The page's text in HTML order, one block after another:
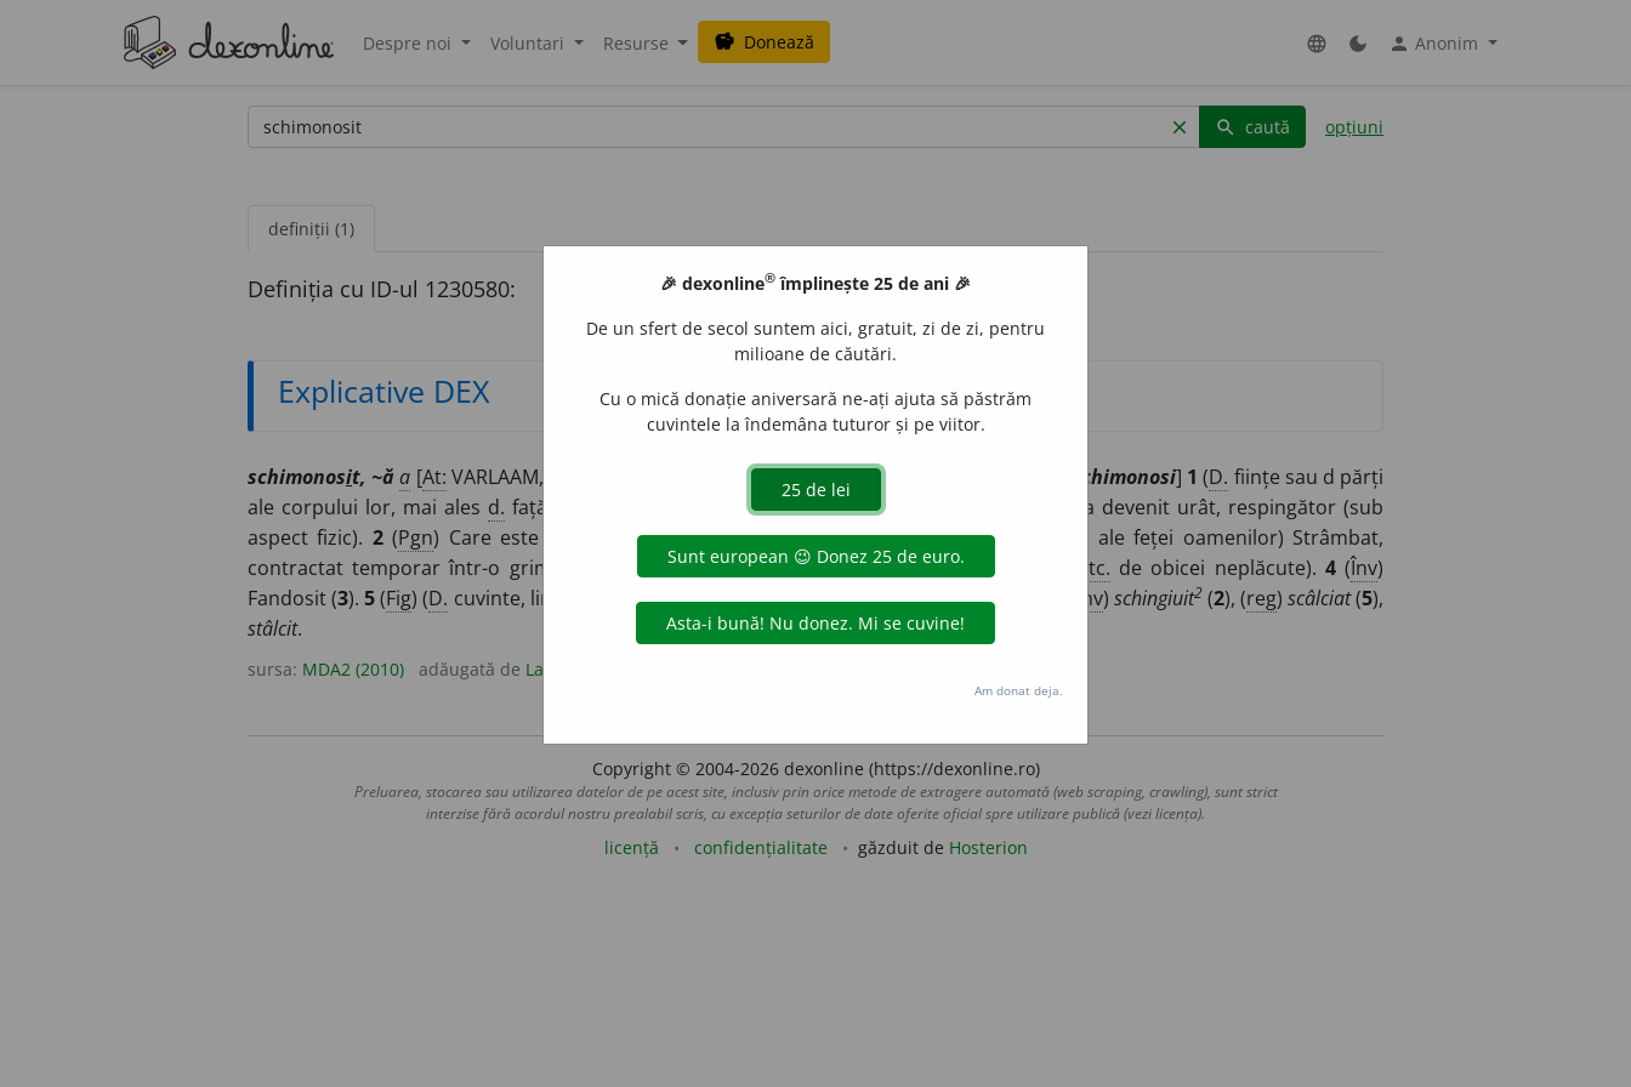
Despre noi Voluntari Resurse savings Donează language dark_mode person Anonim
clear search caută opțiuni
definiții (1)
Definiția cu ID-ul 1230580:
Explicative DEX
schimonosit, ~ă a [At: VARLAAM, C. 49 / (reg)șc~,(îvr)~nis schimonosi] 1 (D. ființe sau d părți
ale corpului lor, mai ales d. față) Care și-a schimbat în rău aspectul, forma, natura, care a devenit urât, respingător (sub
aspect fizic). 2(Pgn) Care este urât, respingător (ca aspect fizic).3(D.față sau
părți ale feței oamenilor) Strâmbat,
contractat temporar într-o grimasă (ca expresie a unei senzații, a unei stări sufletești
etc. de obicei neplăcute). 4(Înv)
Fandosit (3).5(Fig) (D. cuvinte, limbă, vorbireetc.) Pronunțat sau scris, reprodus greșit înv) schingiuit2(2), (reg) scâlciat(5),
stâlcit.
sursa: MDA2 (2010) adăugată de LauraGellner
Copyright © 2004-2026 dexonline (https://dexonline.ro)
Preluarea, stocarea sau utilizarea datelor de pe acest site, inclusiv prin orice metode de extragere automată (web scraping, crawling), sunt strict
interzise fără acordul nostru prealabil scris, cu excepția seturilor de date oferite oficial spre utilizare publică (vezi licența).
licență confidențialitate găzduit de Hosterion
🎉 dexonline® împlinește 25 de ani 🎉
De un sfert de secol suntem aici, gratuit, zi de zi, pentru
milioane de căutări.
Cu o mică donație aniversară ne-ați ajuta să păstrăm
cuvintele la îndemâna tuturor și pe viitor.
Am donat deja.